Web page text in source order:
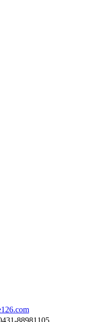
88981105